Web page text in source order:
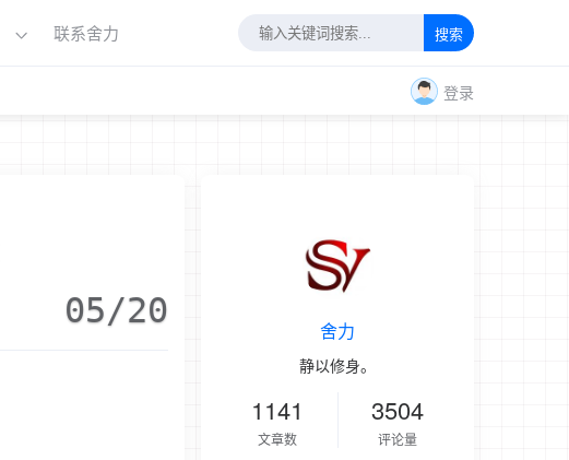
联系舍力 搜索
登录
05/20 舍力
静以修身。
1141
文章数
3504
评论量